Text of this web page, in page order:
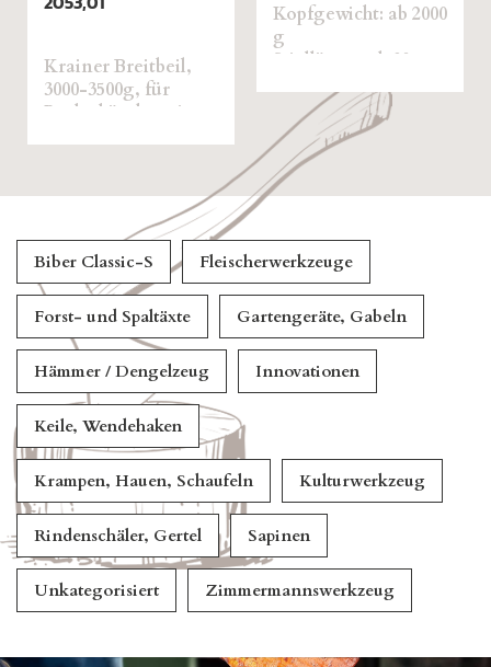
ab 2000
ab 80 cm
ausgerichtet mit
Hickorystiel
Biber Classic-S Fleischerwerkzeuge
Forst- und Spaltäxte Gartengeräte, Gabeln
Hämmer / Dengelzeug Innovationen
Keile, Wendehaken
Krampen, Hauen, Schaufeln Kulturwerkzeug
Rindenschäler, Gertel Sapinen
Unkategorisiert Zimmermannswerkzeug